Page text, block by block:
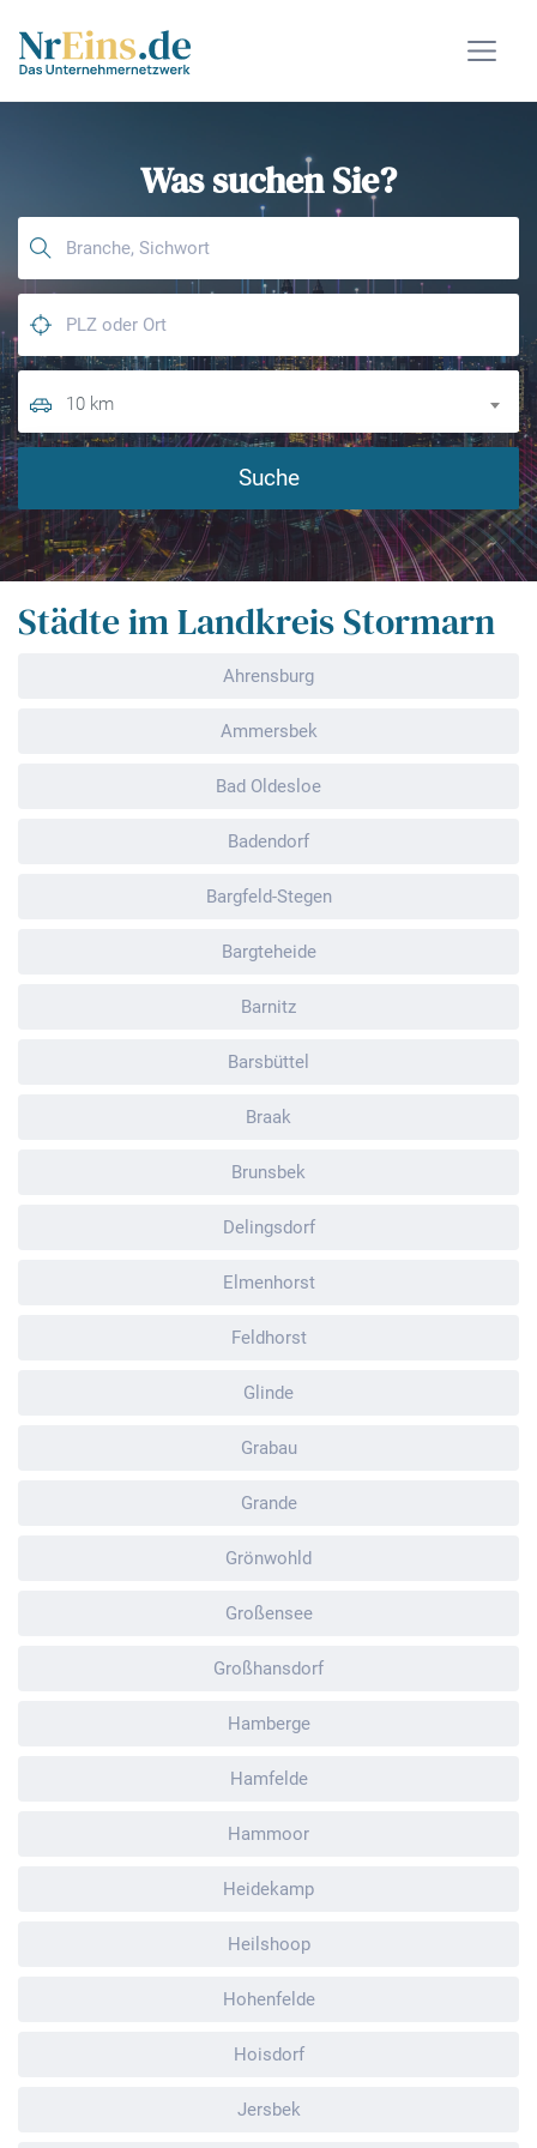
Was suchen Sie?
10 km
Suche
Städte im Landkreis Stormarn
Ahrensburg
Ammersbek
Bad Oldesloe
Badendorf
Bargfeld-Stegen
Bargteheide
Barnitz
Barsbüttel
Braak
Brunsbek
Delingsdorf
Elmenhorst
Feldhorst
Glinde
Grabau
Grande
Grönwohld
Großensee
Großhansdorf
Hamberge
Hamfelde
Hammoor
Heidekamp
Heilshoop
Hohenfelde
Hoisdorf
Jersbek